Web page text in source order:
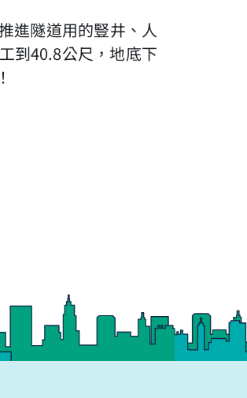
進隧道用的豎井、人
到40.8公尺，地底下